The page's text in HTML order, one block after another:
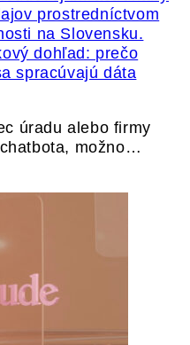
dohľad: prečo
spracúvajú dáta
úradu alebo firmy
možno…